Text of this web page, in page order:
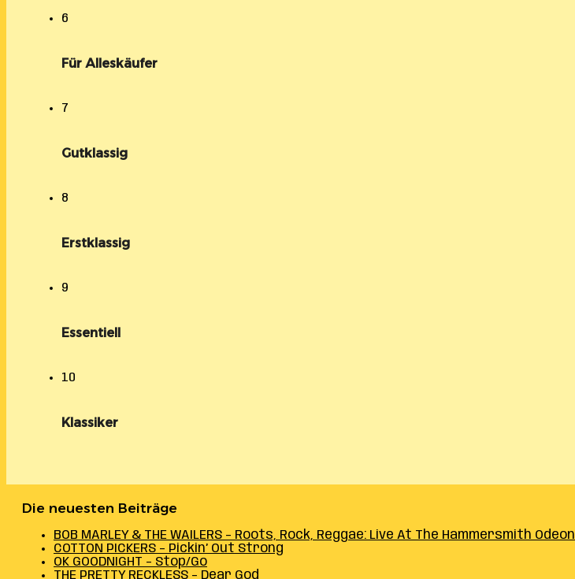
6
Für Alleskäufer
7
Gutklassig
8
Erstklassig
9
Essentiell
10
Klassiker
Die neuesten Beiträge
BOB MARLEY & THE WAILERS – Roots, Rock, Reggae: Live At The Hammersmith Odeon
COTTON PICKERS – Pickin’ Out Strong
OK GOODNIGHT – Stop/Go
THE PRETTY RECKLESS – Dear God